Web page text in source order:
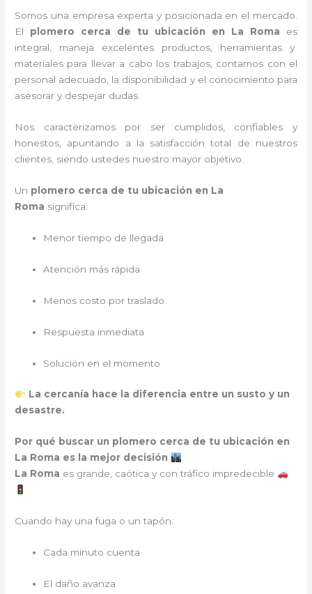
Somos una empresa experta y posicionada en el mercado.
El plomero cerca de tu ubicación en La Roma
es
integral, maneja excelentes productos, herramientas y
materiales para llevar a cabo los trabajos, contamos con el
personal adecuado, la disponibilidad y el conocimiento para
asesorar y despejar dudas.
Nos caracterizamos por ser cumplidos, confiables y
honestos, apuntando a la satisfacción total de nuestros
clientes, siendo ustedes nuestro mayor objetivo.
Un plomero cerca de tu ubicación en La
Roma significa:
Menor tiempo de llegada
Atención más rápida
Menos costo por traslado
Respuesta inmediata
Solución en el momento
La cercanía hace la diferencia entre un susto y un
desastre.
Por qué buscar un plomero cerca de tu ubicación en
La Roma es la mejor decisión
La Roma es grande, caótica y con tráfico impredecible
Cuando hay una fuga o un tapón:
Cada minuto cuenta
El daño avanza